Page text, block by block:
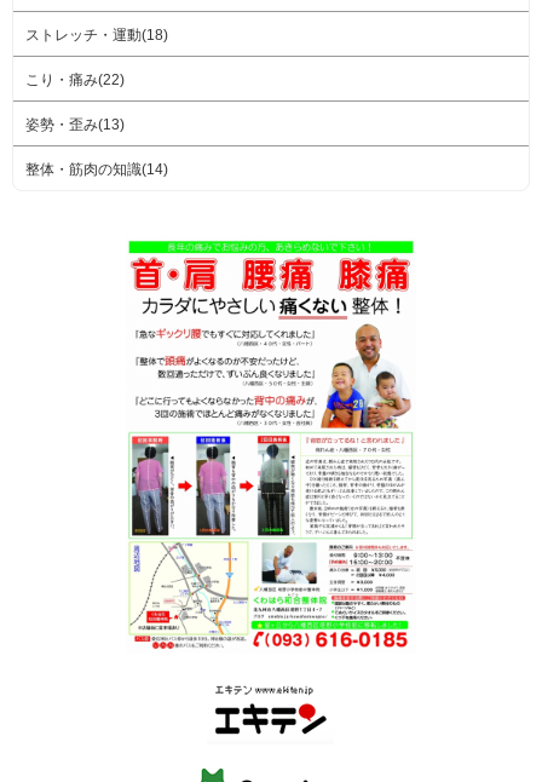
ストレッチ・運動(18)
こり・痛み(22)
姿勢・歪み(13)
整体・筋肉の知識(14)